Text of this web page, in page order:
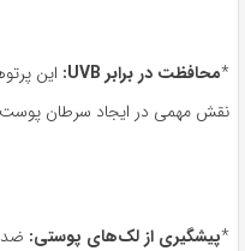
*محافظت در برابر UVB: این
نقش مهمی در ایجاد سرطان پوست
*پیشگیری از لک‌های پوستی: